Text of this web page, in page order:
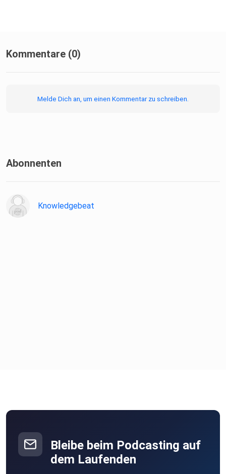
Kommentare (0)
Melde Dich an, um einen Kommentar zu schreiben.
Abonnenten
Knowledgebeat
Bleibe beim Podcasting auf
dem Laufenden